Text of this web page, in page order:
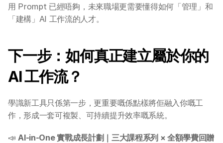
用 Prompt 已經唔夠，未來職場更需要懂得如何「管理」和
「建構」AI 工作流的人才。
下一步：如何真正建立屬於你的
AI 工作流？
學識新工具只係第一步，更重要嘅係點樣將佢融入你嘅工
作，形成一套可複製、可持續提升效率嘅系統。
📣 AI-in-One 實戰成長計劃｜三大課程系列 × 全額學費回贈